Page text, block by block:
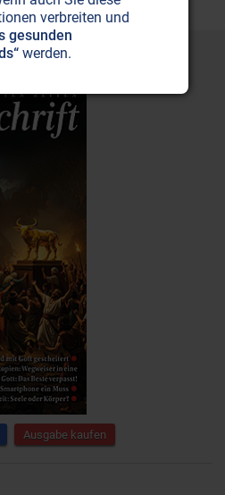
Ausgabe kaufen
verbreiten und
gesunden
werden.